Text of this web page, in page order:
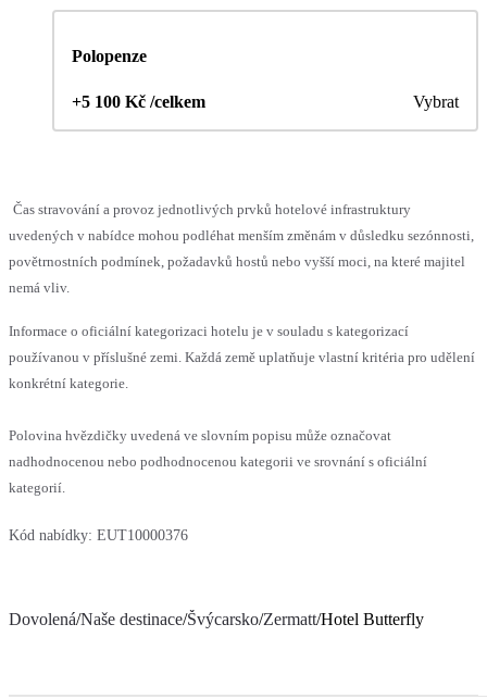
Polopenze
+5 100 Kč /celkem Vybrat
Čas stravování a provoz jednotlivých prvků hotelové infrastruktury
uvedených v nabídce mohou podléhat menším změnám v důsledku sezónnosti,
povětrnostních podmínek, požadavků hostů nebo vyšší moci, na které majitel
nemá vliv.
Informace o oficiální kategorizaci hotelu je v souladu s kategorizací
používanou v příslušné zemi. Každá země uplatňuje vlastní kritéria pro udělení
konkrétní kategorie.
Polovina hvězdičky uvedená ve slovním popisu může označovat
nadhodnocenou nebo podhodnocenou kategorii ve srovnání s oficiální
kategorií.
Kód nabídky: EUT10000376
Dovolená/Naše destinace/Švýcarsko/Zermatt/Hotel Butterfly